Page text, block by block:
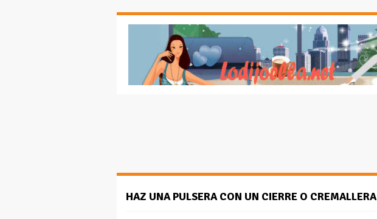
HAZ UNA PULSERA CON UN CIERRE O CREMALLERA